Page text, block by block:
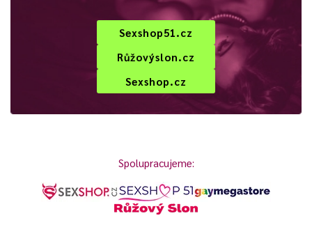
Sexshop51.cz
Růžovýslon.cz
Sexshop.cz
Spolupracujeme: